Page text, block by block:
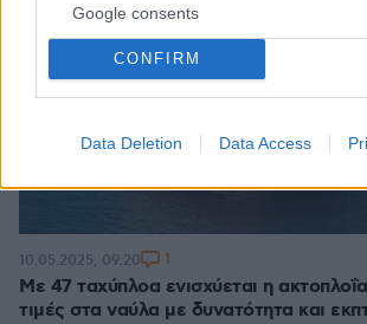
Google consents
CONFIRM
Data Deletion Data Access
Με 47 ταχύπλοα ενισχύεται η
τιμές στα ναύλα με δυνατότητα και
10.05.2025, 09:20 1